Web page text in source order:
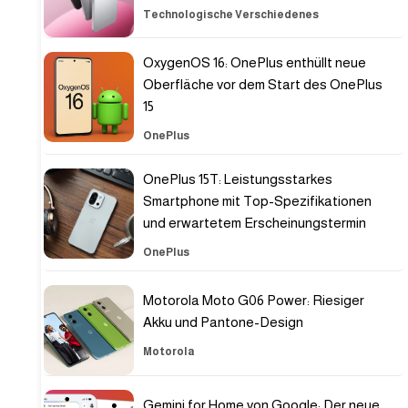
Technologische Verschiedenes
OxygenOS 16: OnePlus enthüllt neue
Oberfläche vor dem Start des OnePlus
15
OnePlus
OnePlus 15T: Leistungsstarkes
Smartphone mit Top-Spezifikationen
und erwartetem Erscheinungstermin
OnePlus
Motorola Moto G06 Power: Riesiger
Akku und Pantone-Design
Motorola